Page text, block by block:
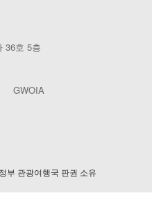
36호 5층
GWOIA
부 관광여행국 판권 소유